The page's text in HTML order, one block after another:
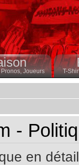
Pronos, Joueurs T-
-
en